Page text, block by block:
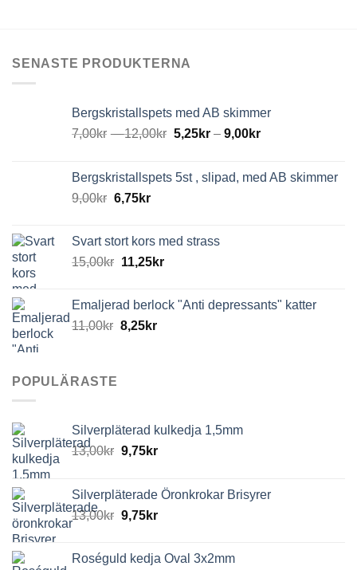
SENASTE PRODUKTERNA
Bergskristallspets med AB skimmer
7,00kr –12,00kr 5,25kr– 9,00kr
Bergskristallspets 5st , slipad, med AB skimmer
9,00kr 6,75kr
Svart stort kors med strass
15,00kr 11,25kr
Emaljerad berlock "Anti depressants" katter
11,00kr 8,25kr
POPULÄRASTE
Silverpläterad kulkedja 1,5mm
13,00kr 9,75kr
Silverpläterade Öronkrokar Brisyrer
13,00kr 9,75kr
Roséguld kedja Oval 3x2mm